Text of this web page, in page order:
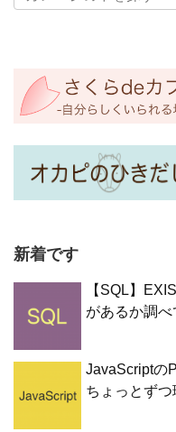
新着です
【SQL】
があるか調べ
JavaScriptの
ちょっとずつ